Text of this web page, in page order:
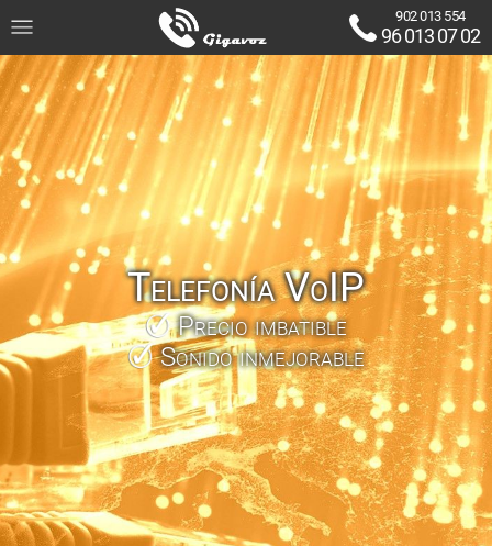
902 013 554
96 013 07 02
Telefonía VoIP
Precio imbatible
Sonido inmejorable